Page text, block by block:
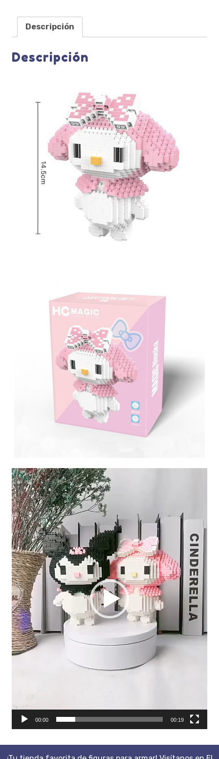
Descripción
Descripción
Reproductor
de
Video
00:00 00:19